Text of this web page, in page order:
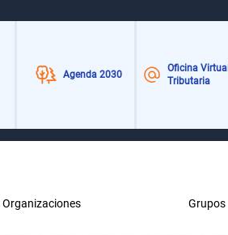
Agenda 2030
Oficina Virtual
Tributaria
Organizaciones Grupos